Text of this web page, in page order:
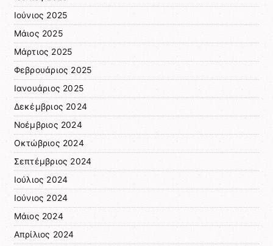
Ιούνιος 2025
Μάιος 2025
Μάρτιος 2025
Φεβρουάριος 2025
Ιανουάριος 2025
Δεκέμβριος 2024
Νοέμβριος 2024
Οκτώβριος 2024
Σεπτέμβριος 2024
Ιούλιος 2024
Ιούνιος 2024
Μάιος 2024
Απρίλιος 2024